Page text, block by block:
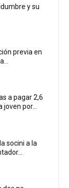
y su
previa en
a pagar 2,6
joven por...
socini a la